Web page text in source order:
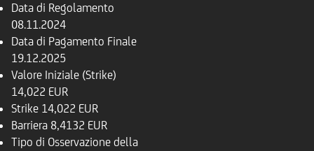
Data di Regolamento
08.11.2024
Data di Pagamento Finale
19.12.2025
Valore Iniziale (Strike)
14,022 EUR
Strike 14,022 EUR
Barriera 8,4132 EUR
Tipo di Osservazione della